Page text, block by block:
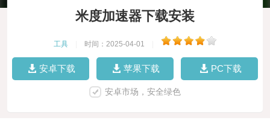
米度加速器下载安装
工具 时间：2025-04-01
安卓下载 苹果下载 PC下载
安卓市场，安全绿色